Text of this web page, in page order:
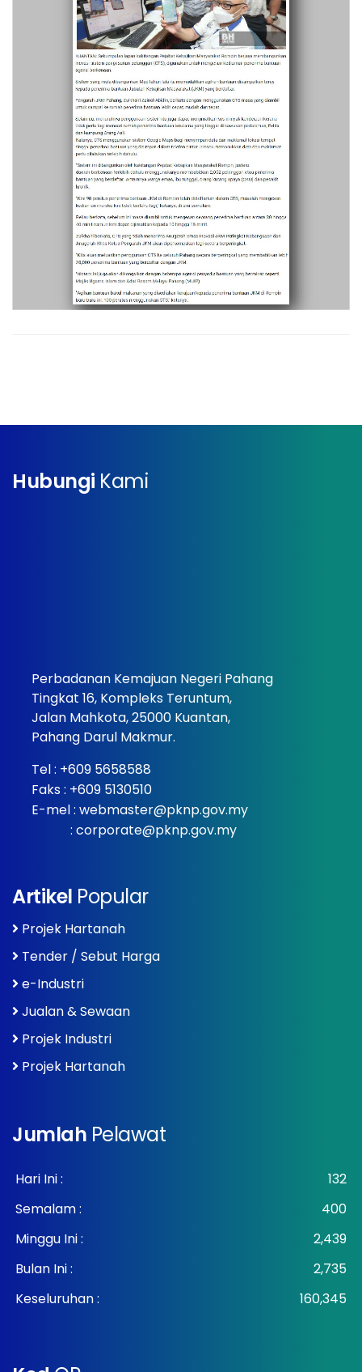
Hubungi Kami
Perbadanan Kemajuan Negeri Pahang
Tingkat 16, Kompleks Teruntum,
Jalan Mahkota, 25000 Kuantan,
Pahang Darul Makmur.
Tel : +609 5658588
Faks : +609 5130510
E-mel : webmaster@pknp.gov.my
: corporate@pknp.gov.my
Artikel Popular
Projek Hartanah
Tender / Sebut Harga
e-Industri
Jualan & Sewaan
Projek Industri
Projek Hartanah
Jumlah Pelawat
Hari Ini :
132
Semalam :
400
Minggu Ini :
2,439
Bulan Ini :
2,735
Keseluruhan :
160,345